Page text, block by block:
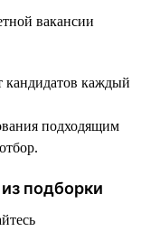
вакансии
кандидатов каждый
подходящим
подборки